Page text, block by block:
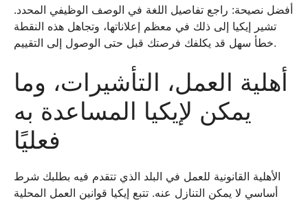
أفضل نصيحة: راجع تفاصيل اللغة في الوصف الوظيفي المحدد.
تشير إيكيا إلى ذلك في معظم إعلاناتها، وتجاهل هذه النقطة
خطأ سهل قد يكلفك فرصتك قبل حتى الوصول إلى التقييم.
أهلية العمل، التأشيرات، وما
يمكن لإيكيا المساعدة به
فعليًا
الأهلية القانونية للعمل في البلد الذي تتقدم فيه بطلبك شرط
أساسي لا يمكن التنازل عنه. تتبع إيكيا قوانين العمل المحلية